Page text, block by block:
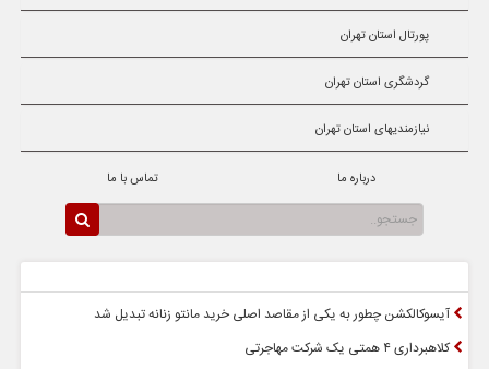
پورتال استان تهران
گردشگری استان تهران
نیازمندیهای استان تهران
درباره ما تماس با ما
آیسوکالکشن چطور به یکی از مقاصد اصلی خرید مانتو زنانه تبدیل شد
کلاهبرداری ۴ همتی یک شرکت مهاجرتی